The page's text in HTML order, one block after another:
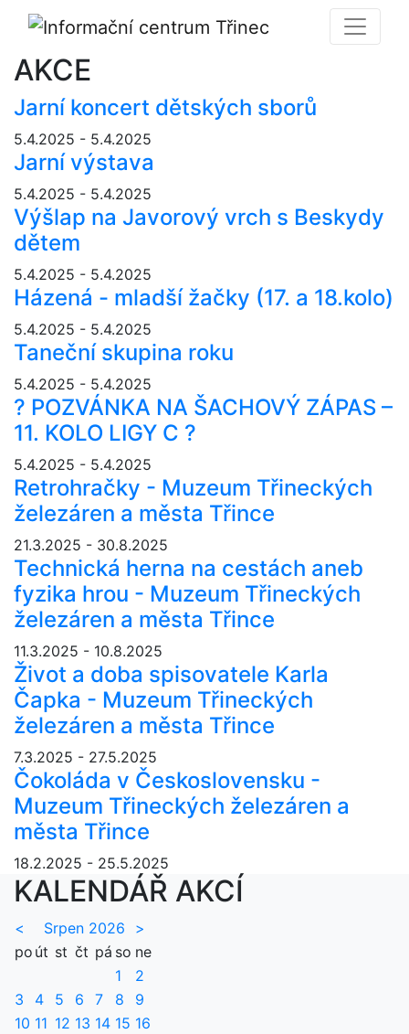
AKCE
Jarní koncert dětských sborů
5.4.2025 - 5.4.2025
Jarní výstava
5.4.2025 - 5.4.2025
Výšlap na Javorový vrch s Beskydy
dětem
5.4.2025 - 5.4.2025
Házená - mladší žačky (17. a 18.kolo)
5.4.2025 - 5.4.2025
Taneční skupina roku
5.4.2025 - 5.4.2025
? POZVÁNKA NA ŠACHOVÝ ZÁPAS –
11. KOLO LIGY C ?
5.4.2025 - 5.4.2025
Retrohračky - Muzeum Třineckých
železáren a města Třince
21.3.2025 - 30.8.2025
Technická herna na cestách aneb
fyzika hrou - Muzeum Třineckých
železáren a města Třince
11.3.2025 - 10.8.2025
Život a doba spisovatele Karla
Čapka - Muzeum Třineckých
železáren a města Třince
7.3.2025 - 27.5.2025
Čokoláda v Československu -
Muzeum Třineckých železáren a
města Třince
18.2.2025 - 25.5.2025
KALENDÁŘ AKCÍ
< Srpen 2026
>
po út st čt pá so ne
1
2
3
4 5 6 7 8
9
10 11 12 13 14 15 16